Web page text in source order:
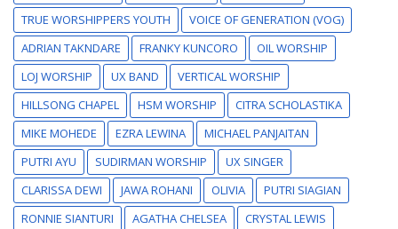
TRUE WORSHIPPERS YOUTH
VOICE OF GENERATION (VOG)
ADRIAN TAKNDARE
FRANKY KUNCORO
OIL WORSHIP
LOJ WORSHIP
UX BAND
VERTICAL WORSHIP
HILLSONG CHAPEL
HSM WORSHIP
CITRA SCHOLASTIKA
MIKE MOHEDE
EZRA LEWINA
MICHAEL PANJAITAN
PUTRI AYU
SUDIRMAN WORSHIP
UX SINGER
CLARISSA DEWI
JAWA ROHANI OLIVIA
PUTRI SIAGIAN
RONNIE SIANTURI
AGATHA CHELSEA
CRYSTAL LEWIS